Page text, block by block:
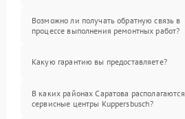
Возможно ли получать обратную связь в
процессе выполнения ремонтных работ?
Какую гарантию вы предоставляете?
В каких районах Саратова располагаются
сервисные центры Kuppersbusch?